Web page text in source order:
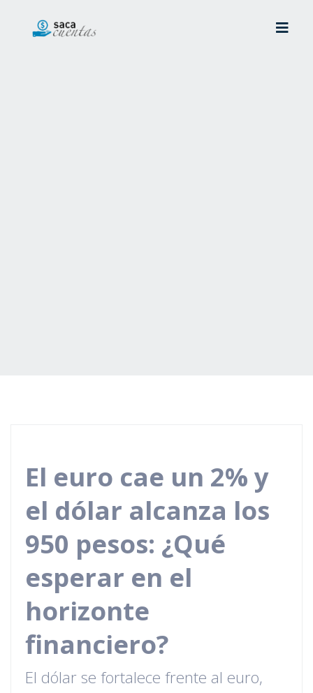
El euro cae un 2% y
el dólar alcanza los
950 pesos: ¿Qué
esperar en el
horizonte
financiero?
El dólar se fortalece frente al euro,